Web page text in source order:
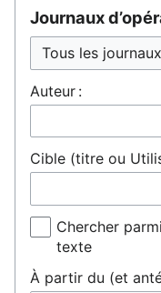
Journaux
Auteur :
Cible (titre ou
Chercher
texte
À partir du (et